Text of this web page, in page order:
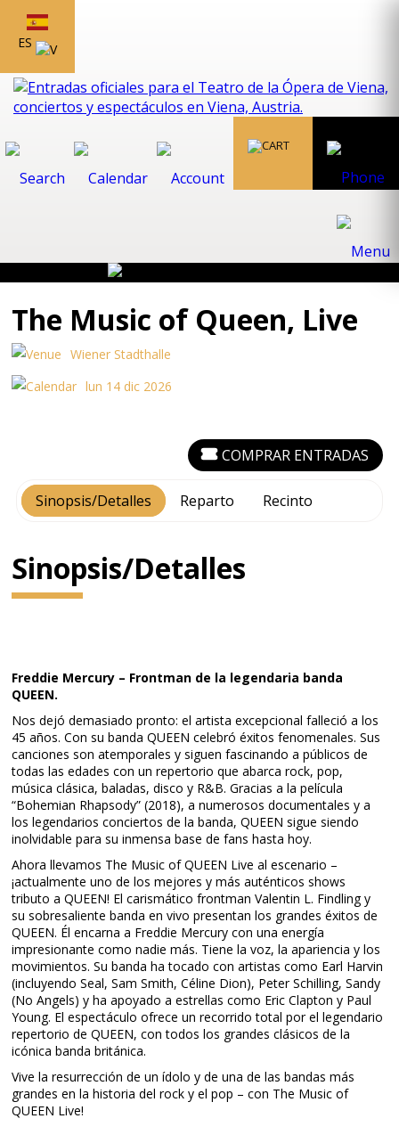
ES
The Music of Queen, Live
Wiener Stadthalle
lun 14 dic 2026
Sinopsis/Detalles Reparto Recinto
COMPRAR ENTRADAS
Sinopsis/Detalles
Freddie Mercury – Frontman de la legendaria banda
QUEEN.
Nos dejó demasiado pronto: el artista excepcional falleció a los
45 años. Con su banda QUEEN celebró éxitos fenomenales. Sus
canciones son atemporales y siguen fascinando a públicos de
todas las edades con un repertorio que abarca rock, pop,
música clásica, baladas, disco y R&B. Gracias a la película
“Bohemian Rhapsody” (2018), a numerosos documentales y a
los legendarios conciertos de la banda, QUEEN sigue siendo
inolvidable para su inmensa base de fans hasta hoy.
Ahora llevamos The Music of QUEEN Live al escenario –
¡actualmente uno de los mejores y más auténticos shows
tributo a QUEEN! El carismático frontman Valentin L. Findling y
su sobresaliente banda en vivo presentan los grandes éxitos de
QUEEN. Él encarna a Freddie Mercury con una energía
impresionante como nadie más. Tiene la voz, la apariencia y los
movimientos. Su banda ha tocado con artistas como Earl Harvin
(incluyendo Seal, Sam Smith, Céline Dion), Peter Schilling, Sandy
(No Angels) y ha apoyado a estrellas como Eric Clapton y Paul
Young. El espectáculo ofrece un recorrido total por el legendario
repertorio de QUEEN, con todos los grandes clásicos de la
icónica banda británica.
Vive la resurrección de un ídolo y de una de las bandas más
grandes en la historia del rock y el pop – con The Music of
QUEEN Live!